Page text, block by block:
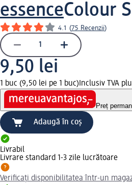
essenceColour
4.1 (75 Recenzii)
9,50 lei
1 buc (9,50 lei pe 1 buc) Inclusiv TVA
Preț
Adaugă în coș
Livrabil
Livrare standard 1-3 zile lucrătoare
Verificați disponibilitatea într-un